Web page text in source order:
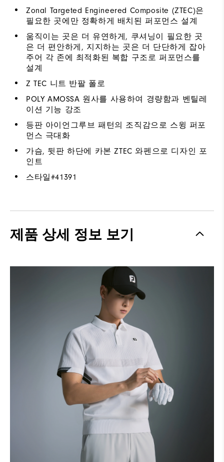
Zonal Targeted Engineered Composite (ZTEC)은
필요한 곳에만 정확하게 배치된 퍼포먼스 설계
움직이는 곳은 더 유연하게, 쿠셔닝이 필요한 곳
은 더 편안하게, 지지하는 곳은 더 단단하게 잡아
주어 각 존에 최적화된 복합 구조로 퍼포먼스를
설계
Z TEC 니트 반팔 폴로
POLY AMOSSA 원사를 사용하여 경량함과 벤틸레
이션 기능 강조
등판 아이언그루브 패턴의 조직감으로 스윙 퍼포
먼스 극대화
가슴, 뒷판 하단에 카본 ZTEC 와펜으로 디자인 포
인트
스타일#41391
제품 상세 정보 보기